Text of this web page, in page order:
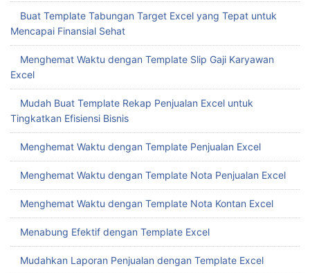
Buat Template Tabungan Target Excel yang Tepat untuk
Mencapai Finansial Sehat
Menghemat Waktu dengan Template Slip Gaji Karyawan
Excel
Mudah Buat Template Rekap Penjualan Excel untuk
Tingkatkan Efisiensi Bisnis
Menghemat Waktu dengan Template Penjualan Excel
Menghemat Waktu dengan Template Nota Penjualan Excel
Menghemat Waktu dengan Template Nota Kontan Excel
Menabung Efektif dengan Template Excel
Mudahkan Laporan Penjualan dengan Template Excel